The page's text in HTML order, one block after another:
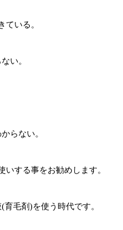
ている。
い。
らない。
いする事をお勧めします。
毛剤)を使う時代です。